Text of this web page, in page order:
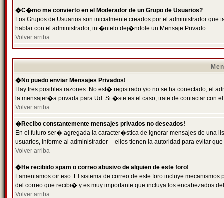
�C�mo me convierto en el Moderador de un Grupo de Usuarios?
Los Grupos de Usuarios son inicialmente creados por el administrador
hablar con el administrador, int�ntelo dej�ndole un Mensaje Privado.
Volver arriba
�No puedo enviar Mensajes Privados!
Hay tres posibles razones: No est� registrado y/o no se ha conectado, el
la mensajer�a privada para Ud. Si �ste es el caso, trate de contactar con
Volver arriba
�Recibo constantemente mensajes privados no deseados!
En el futuro ser� agregada la caracter�stica de ignorar mensajes de una
usuarios, informe al administrador -- ellos tienen la autoridad para evitar
Volver arriba
�He recibido spam o correo abusivo de alguien de este foro!
Lamentamos oir eso. El sistema de correo de este foro incluye
del correo que recibi� y es muy importante que incluya los encabezados
Volver arriba